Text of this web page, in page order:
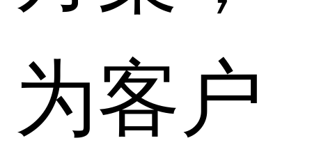
为客户